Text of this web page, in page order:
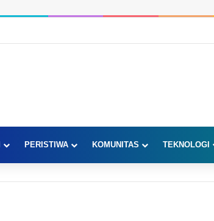
PERISTIWA KOMUNITAS TEKNOLOGI